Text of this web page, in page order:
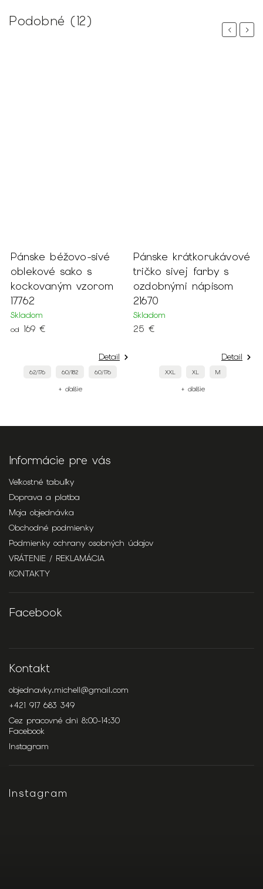
Podobné (12)
Previous
Pánske béžovo-sivé
oblekové sako s
kockovaným vzorom
17762
Skladom
od 169 €
Detail
62/176 60/182 60/176
+ ďalšie
Pánske krátkorukávové
tričko sivej farby s
ozdobnými nápisom
21670
Skladom
25 €
Detail
XXL XL M
+ ďalšie
Next
Informácie pre vás
Veľkostné tabuľky
Doprava a platba
Moja objednávka
Obchodné podmienky
Podmienky ochrany osobných údajov
VRÁTENIE / REKLAMÁCIA
KONTAKTY
Facebook
Kontakt
objednavky.michell@gmail.com
+421 917 683 349
Cez pracovné dni 8:00-14:30
Facebook
Instagram
Instagram